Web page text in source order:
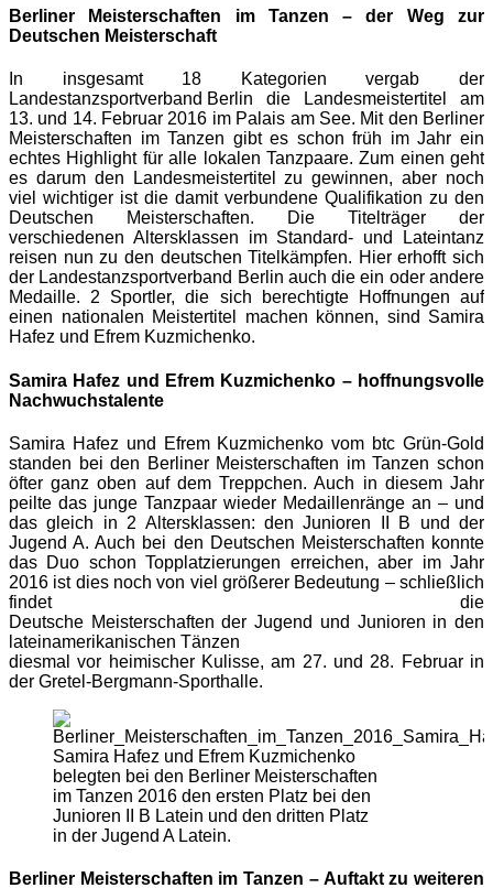
Berliner Meisterschaften im Tanzen – der Weg zur
Deutschen Meisterschaft
In insgesamt 18 Kategorien vergab der
Landestanzsportverband Berlin die Landesmeistertitel am
13. und 14. Februar 2016 im Palais am See. Mit den Berliner
Meisterschaften im Tanzen gibt es schon früh im Jahr ein
echtes Highlight für alle lokalen Tanzpaare. Zum einen geht
es darum den Landesmeistertitel zu gewinnen, aber noch
viel wichtiger ist die damit verbundene Qualifikation zu den
Deutschen Meisterschaften. Die Titelträger der
verschiedenen Altersklassen im Standard- und Lateintanz
reisen nun zu den deutschen Titelkämpfen. Hier erhofft sich
der Landestanzsportverband Berlin auch die ein oder andere
Medaille. 2 Sportler, die sich berechtigte Hoffnungen auf
einen nationalen Meistertitel machen können, sind Samira
Hafez und Efrem Kuzmichenko.
Samira Hafez und Efrem Kuzmichenko – hoffnungsvolle
Nachwuchstalente
Samira Hafez und Efrem Kuzmichenko vom btc Grün-Gold
standen bei den Berliner Meisterschaften im Tanzen schon
öfter ganz oben auf dem Treppchen. Auch in diesem Jahr
peilte das junge Tanzpaar wieder Medaillenränge an – und
das gleich in 2 Altersklassen: den Junioren II B und der
Jugend A. Auch bei den Deutschen Meisterschaften konnte
das Duo schon Topplatzierungen erreichen, aber im Jahr
2016 ist dies noch von viel größerer Bedeutung – schließlich
findet die
Deutsche Meisterschaften der Jugend und Junioren in den
lateinamerikanischen Tänzen
diesmal vor heimischer Kulisse, am 27. und 28. Februar in
der Gretel-Bergmann-Sporthalle.
Samira Hafez und Efrem Kuzmichenko
belegten bei den Berliner Meisterschaften
im Tanzen 2016 den ersten Platz bei den
Junioren II B Latein und den dritten Platz
in der Jugend A Latein.
Berliner Meisterschaften im Tanzen – Auftakt zu weiteren